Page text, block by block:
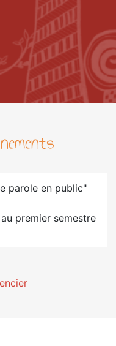
parole en public"
premier semestre